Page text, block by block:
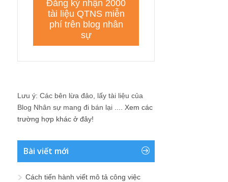
Lưu ý: Các bên lừa đảo, lấy tài liệu của
Blog Nhân sự mang đi bán lại .... Xem các
trường hợp khác ở đây!
Bài viết mới
Cách tiến hành viết mô tả công việc